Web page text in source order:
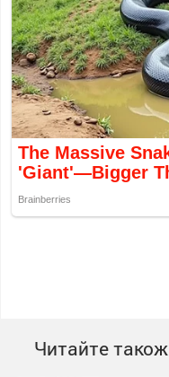
Читайте також